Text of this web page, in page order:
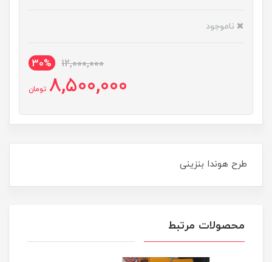
ناموجود
12,000,000
30%
8,500,000 تومان
طرح هوندا بنزینی
محصولات مرتبط